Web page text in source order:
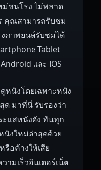
Turkey
ม่ชนโรง ไม่พลาด
คุณสามารถรับชม
ภาพยนต์รับชมได้
Tablet
และ IOS
หนังโดยเฉพาะหนัง
มาที่นี่ รับรองว่า
ะแสหนังดัง ทันทุก
นังใหม่ล่าสุดด้วย
อค้างให้เสีย
มเร็วอินเตอร์เน็ต